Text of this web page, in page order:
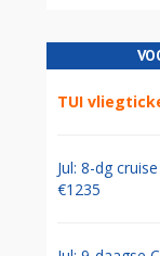
TUI
Jul: 8-dg
€1235